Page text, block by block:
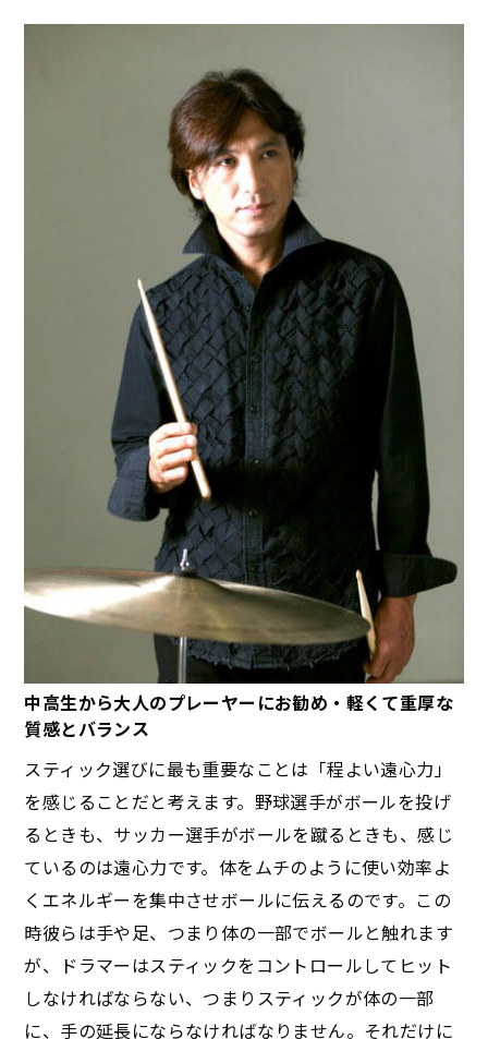
中高生から大人のプレーヤーにお勧め・軽くて重厚な
質感とバランス
スティック選びに最も重要なことは「程よい遠心力」
を感じることだと考えます。野球選手がボールを投げ
るときも、サッカー選手がボールを蹴るときも、感じ
ているのは遠心力です。体をムチのように使い効率よ
くエネルギーを集中させボールに伝えるのです。この
時彼らは手や足、つまり体の一部でボールと触れます
が、ドラマーはスティックをコントロールしてヒット
しなければならない、つまりスティックが体の一部
に、手の延長にならなければなりません。それだけに